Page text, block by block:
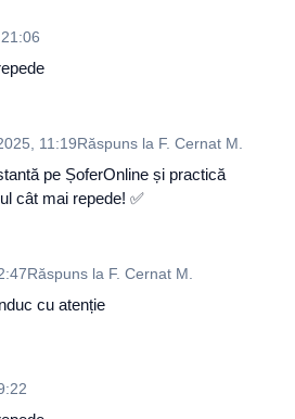
11:19Răspuns la F. Cernat M.
pe ȘoferOnline și practică
cât mai repede! ✅
Răspuns la F. Cernat M.
cu atenție